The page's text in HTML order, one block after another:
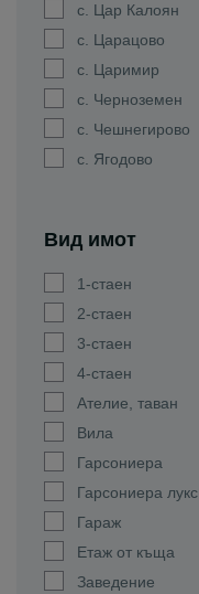
с. Цар Калоян
с. Царацово
с. Царимир
с. Черноземен
с. Чешнегирово
с. Ягодово
Вид имот
1-стаен
2-стаен
3-стаен
4-стаен
Ателие, таван
Вила
Гарсониера
Гарсониера лукс
Гараж
Етаж от къща
Заведение